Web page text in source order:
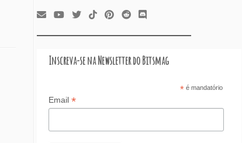
Inscreva-se na Newsletter do Bitsmag
*é mandatório
Email *